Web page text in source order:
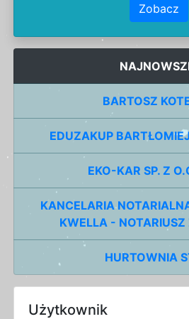
Zobacz
BARTOSZ
EDUZAKUP
EKO-KAR SP. Z
KANCELARIA
KWELLA -
HURTOWNIA
Użytkownik